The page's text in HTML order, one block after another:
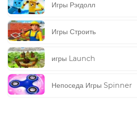
Игры Рэгдолл
Игры Строить
игры Launch
Непоседа Игры Spinner